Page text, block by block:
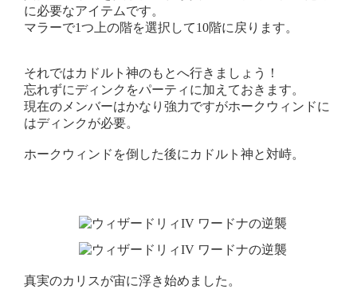
に必要なアイテムです。
マラーで1つ上の階を選択して10階に戻ります。
それではカドルト神のもとへ行きましょう！
忘れずにディンクをパーティに加えておきます。
現在のメンバーはかなり強力ですがホークウィンドに
はディンクが必要。
ホークウィンドを倒した後にカドルト神と対峙。
真実のカリスが宙に浮き始めました。